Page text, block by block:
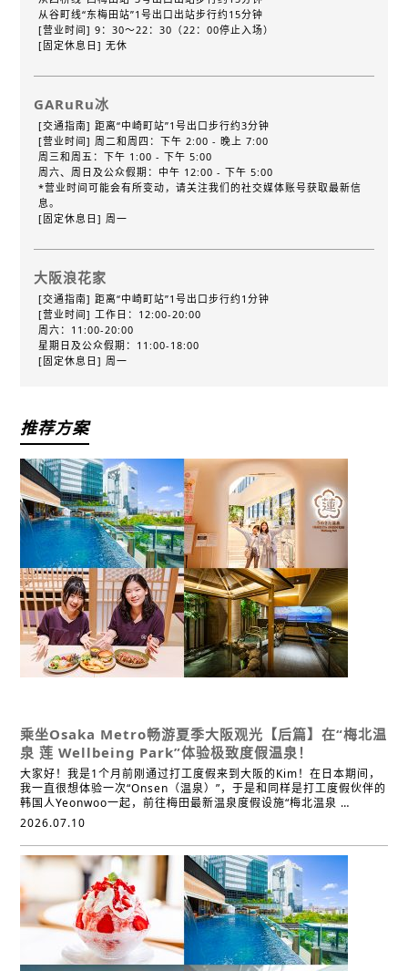
从谷町线“东梅田站”1号出口出站步行约15分钟
[营业时间] 9：30～22：30（22：00停止入场）
[固定休息日] 无休
GARuRu冰
[交通指南] 距离“中崎町站”1号出口步行约3分钟
[营业时间] 周二和周四：下午 2:00 - 晚上 7:00
周三和周五：下午 1:00 - 下午 5:00
周六、周日及公众假期：中午 12:00 - 下午 5:00
*营业时间可能会有所变动，请关注我们的社交媒体账号获取最新信
息。
[固定休息日] 周一
大阪浪花家
[交通指南] 距离“中崎町站”1号出口步行约1分钟
[营业时间] 工作日：12:00-20:00
周六：11:00-20:00
星期日及公众假期：11:00-18:00
[固定休息日] 周一
推荐方案
乘坐Osaka Metro畅游夏季大阪观光【后篇】在“梅北温
泉 莲 Wellbeing Park”体验极致度假温泉！
大家好！我是1个月前刚通过打工度假来到大阪的Kim！在日本期间，
我一直很想体验一次“Onsen（温泉）”，于是和同样是打工度假伙伴的
韩国人Yeonwoo一起，前往梅田最新温泉度假设施“梅北温泉 …
2026.07.10